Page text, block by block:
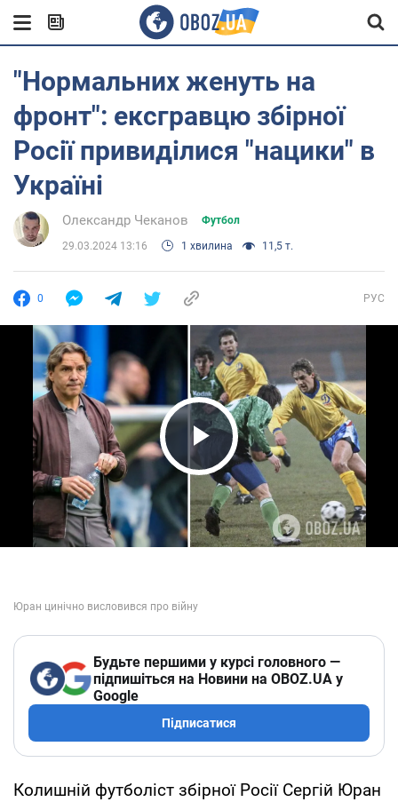
"Нормальних женуть на
фронт": ексгравцю збірної
Росії привиділися "нацики" в
Україні
Олександр Чеканов Футбол
29.03.2024 13:16 1 хвилина 11,5 т.
0 РУС
Play Video
Будьте першими у курсі головного —
підпишіться на Новини на OBOZ.UA у
Google
Підписатися
Колишній футболіст збірної Росії Сергій Юран